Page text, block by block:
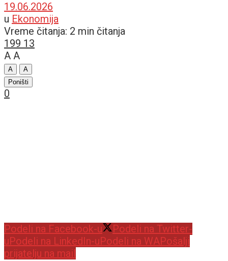
19.06.2026
u Ekonomija
Vreme čitanja: 2 min čitanja
199 13
A A
A
A
Poništi
0
Podeli na Facebook-u
Podeli na Twitter-
u Podeli na LinkedIn-u Podeli na WAPošalji
prijatelju na mail